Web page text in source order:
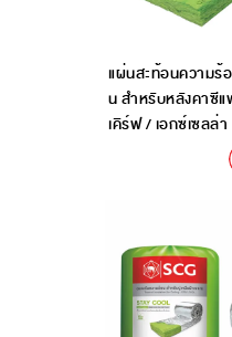
แผ่นสะท้อนความร้
น สำหรับหลังคาซี
เคิร์ฟ / เอกซ์เซลล่า